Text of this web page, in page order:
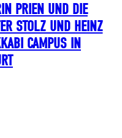
PRIEN UND DIE
STOLZ UND HEINZ
CAMPUS IN